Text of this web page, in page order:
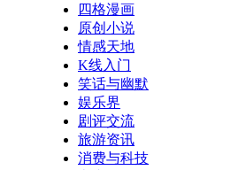
四格漫画
原创小说
情感天地
K线入门
笑话与幽默
娱乐界
剧评交流
旅游资讯
消费与科技